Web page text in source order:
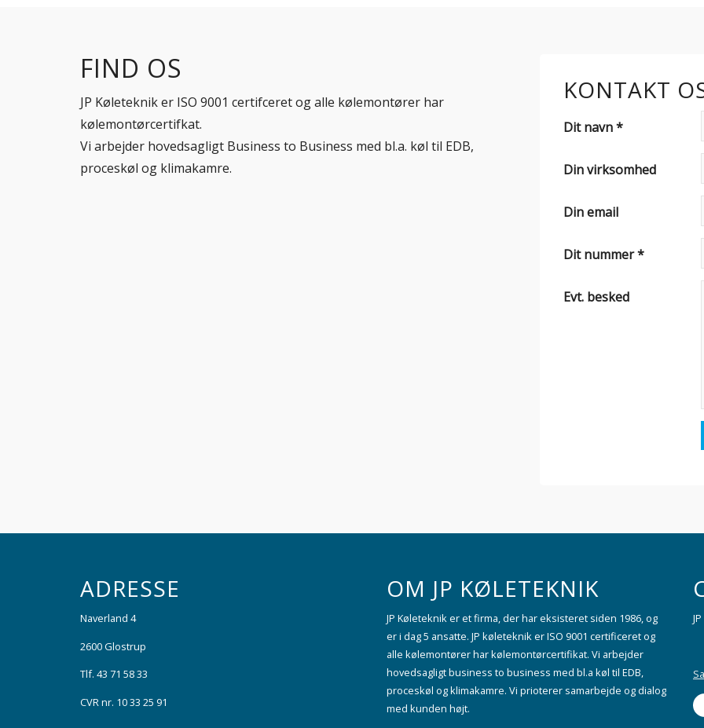
FIND OS
JP Køleteknik er ISO 9001 certifceret og alle kølemontører har
kølemontørcertifkat.
Vi arbejder hovedsagligt Business to Business med bl.a. køl til EDB,
proceskøl og klimakamre.
KONTAKT
Dit navn *
Din virksomhed
Din email
Dit nummer *
Evt. besked
ADRESSE
Naverland 4
2600 Glostrup
Tlf. 43 71 58 33
CVR nr. 10 33 25 91
OM JP KØLETEKNIK
JP Køleteknik er et firma, der har eksisteret siden 1986, og
er i dag 5 ansatte. JP køleteknik er ISO 9001 certificeret og
alle kølemontører har kølemontørcertifikat. Vi arbejder
hovedsagligt business to business med bl.a køl til EDB,
proceskøl og klimakamre. Vi prioterer samarbejde og dialog
med kunden højt.